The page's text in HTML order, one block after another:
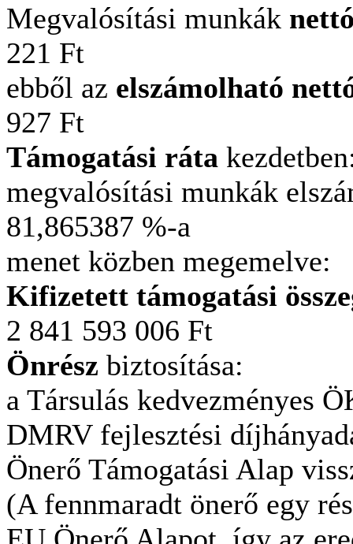
Megvalósítási munkák
221 Ft
ebből az elszámolható
927 Ft
Támogatási ráta
megvalósítási munkák
81,865387 %-a
menet közben
Kifizetett támogatási
2 841 593 006 Ft
Önrész
a Társulás kedvezményes
DMRV fejlesztési
Önerő Támogatási Alap
(A fennmaradt önerő egy